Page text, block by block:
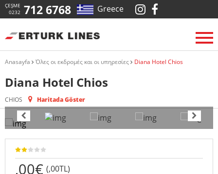
ÇEŞME
0232 712 6768 Greece
Anasayfa Όλες οι εκδρομές και οι υπηρεσίες Diana Hotel Chios
Diana Hotel Chios
CHIOS Haritada Göster
,00€ (,00TL)